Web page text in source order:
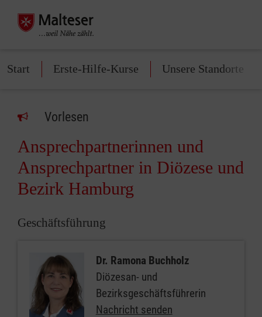
Start Erste-Hilfe-Kurse Unsere Standorte
Vorlesen
Ansprechpartnerinnen und
Ansprechpartner in Diözese und
Bezirk Hamburg
Geschäftsführung
Dr. Ramona Buchholz
Diözesan- und
Bezirksgeschäftsführerin
Nachricht senden